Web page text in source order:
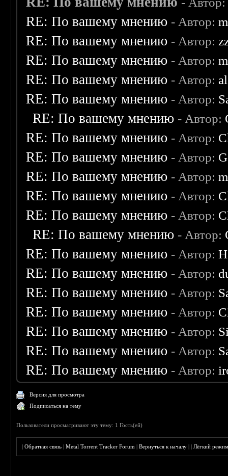
RE: По вашему мнению - Автор:
RE: По вашему мнению - Автор:
RE: По вашему мнению - Автор:
RE: По вашему мнению - Автор:
RE: По вашему мнению - Автор:
RE: По вашему мнению - Автор:
RE: По вашему мнению - Автор:
RE: По вашему мнению - Автор:
RE: По вашему мнению - Автор:
RE: По вашему мнению - Автор:
RE: По вашему мнению - Автор:
RE: По вашему мнению - Автор:
RE: По вашему мнению - Автор:
RE: По вашему мнению - Автор:
RE: По вашему мнению - Автор:
RE: По вашему мнению - Автор:
RE: По вашему мнению - Автор:
RE: По вашему мнению - Автор:
RE: По вашему мнению - Автор:
Версия для просмотра
Подписаться на тему
Пользователи просматривают эту тему: 1 Гость(ей)
|Обратная связь |Metal Torrent Tracker Forum |Вернуться к началу ||Лёгкий